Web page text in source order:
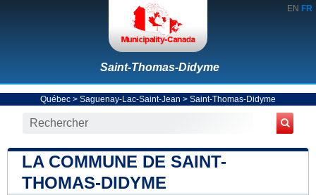
EN FR
Saint-Thomas-Didyme
Québec > Saguenay-Lac-Saint-Jean > Saint-Thomas-Didyme
LA COMMUNE DE SAINT-
THOMAS-DIDYME